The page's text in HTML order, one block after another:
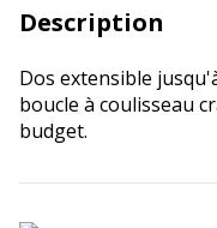
Description
Dos extensible
boucle à coulisseau
budget.